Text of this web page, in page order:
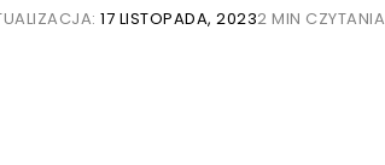
17 LISTOPADA, 20232 MIN CZYTANIA